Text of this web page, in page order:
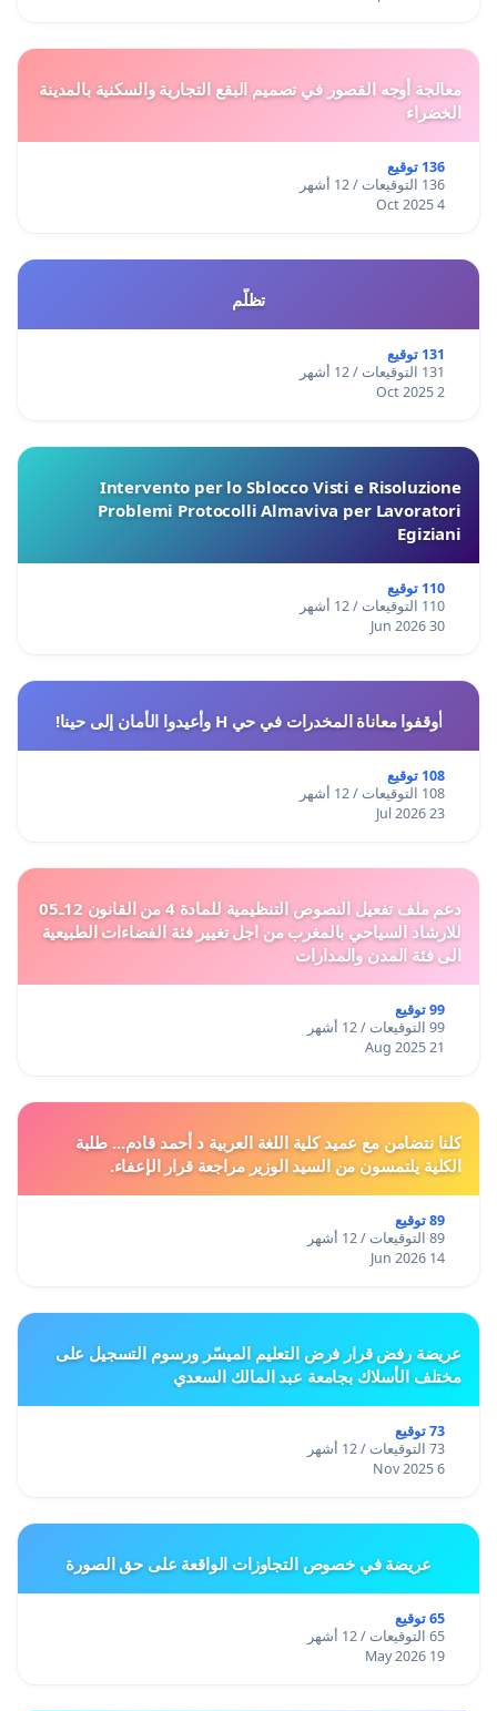
معالجة أوجه القصور في تصميم البقع التجارية والسكنية بالمدينة
الخضراء
136 توقيع
136 التوقيعات / 12 أشهر
4 Oct 2025
تظلّم
131 توقيع
131 التوقيعات / 12 أشهر
2 Oct 2025
Intervento per lo Sblocco Visti e Risoluzione
Problemi Protocolli Almaviva per Lavoratori
Egiziani
110 توقيع
110 التوقيعات / 12 أشهر
30 Jun 2026
أوقفوا معاناة المخدرات في حي H وأعيدوا الأمان إلى حينا!
108 توقيع
108 التوقيعات / 12 أشهر
23 Jul 2026
دعم ملف تفعيل النصوص التنظيمية للمادة 4 من القانون 12ـ05
للارشاد السياحي بالمغرب من اجل تغيير فئة الفضاءات الطبيعية
الى فئة المدن والمدارات
99 توقيع
99 التوقيعات / 12 أشهر
21 Aug 2025
كلنا نتضامن مع عميد كلية اللغة العربية د أحمد قادم... طلبة
الكلية يلتمسون من السيد الوزير مراجعة قرار الإعفاء.
89 توقيع
89 التوقيعات / 12 أشهر
14 Jun 2026
عريضة رفض قرار فرض التعليم الميسّر ورسوم التسجيل على
مختلف الأسلاك بجامعة عبد المالك السعدي
73 توقيع
73 التوقيعات / 12 أشهر
6 Nov 2025
عريضة في خصوص التجاوزات الواقعة على حق الصورة
65 توقيع
65 التوقيعات / 12 أشهر
19 May 2026